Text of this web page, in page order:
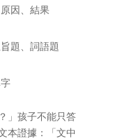
因、結果
題、詞語題
」孩子不能只答
本證據：「文中